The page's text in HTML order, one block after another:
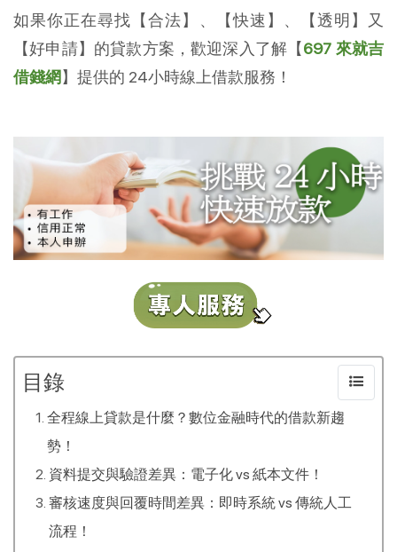
如果你正在尋找【合法】、【快速】、【透明】又
【好申請】的貸款方案，歡迎深入了解【697 來就吉
借錢網 】提供的 24小時線上借款服務！
目錄
全程線上貸款是什麼？數位金融時代的借款新趨
勢！
資料提交與驗證差異：電子化 vs 紙本文件！
審核速度與回覆時間差異：即時系統 vs 傳統人工
流程！